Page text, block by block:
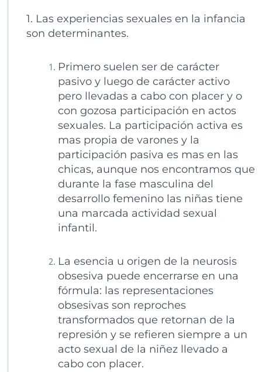
1. Las experiencias sexuales en la infancia
son determinantes.
Primero suelen ser de carácter
pasivo y luego de carácter activo
pero llevadas a cabo con placer y o
con gozosa participación en actos
sexuales. La participación activa es
mas propia de varones y la
participación pasiva es mas en las
chicas, aunque nos encontramos que
durante la fase masculina del
desarrollo femenino las niñas tiene
una marcada actividad sexual
infantil.
La esencia u origen de la neurosis
obsesiva puede encerrarse en una
fórmula: las representaciones
obsesivas son reproches
transformados que retornan de la
represión y se refieren siempre a un
acto sexual de la niñez llevado a
cabo con placer.